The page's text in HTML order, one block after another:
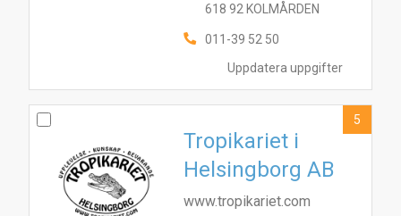
Uppdatera uppgifter
618 92 KOLMÅRDEN
011-39 52 50
Tropikariet i
Helsingborg AB
www.tropikariet.com
5